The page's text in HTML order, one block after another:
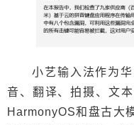
小艺输入法作为华
音、翻译、拍摄、文
HarmonyOS和盘古大